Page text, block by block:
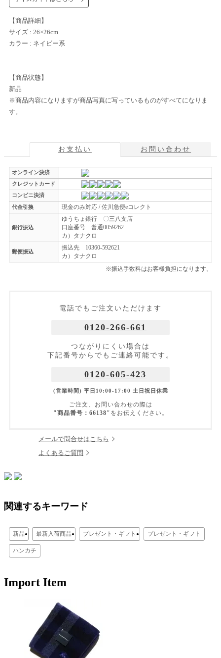
【商品詳細】
サイズ : 26×26cm
カラー : ネイビー系
【商品状態】
新品
※商品内容になりますが商品写真に写っているものがすべてになりま
す。
お支払い お問い合わせ
オンライン決済
クレジットカード
コンビニ決済
代金引換
現金のみ対応 / 佐川急便eコレクト
銀行振込
ゆうちょ銀行 〇三八支店
口座番号 普通0059262
カ）タナクロ
郵便振込
振込先 10360-592621
カ）タナクロ
※振込手数料はお客様負担になります。
電話でもご注文いただけます
0120-266-661
つながりにくい場合は
下記番号からでもご連絡可能です。
0120-605-423
(営業時間) 平日10:00-17:00 土日祝日休業
ご注文、お問い合わせの際は
"商品番号：66138" をお伝えください。
メールで問合せはこちら
よくあるご質問
関連するキーワード
新品 最新入荷商品 プレゼント・ギフト プレゼント・ギフト
ハンカチ
Import Item